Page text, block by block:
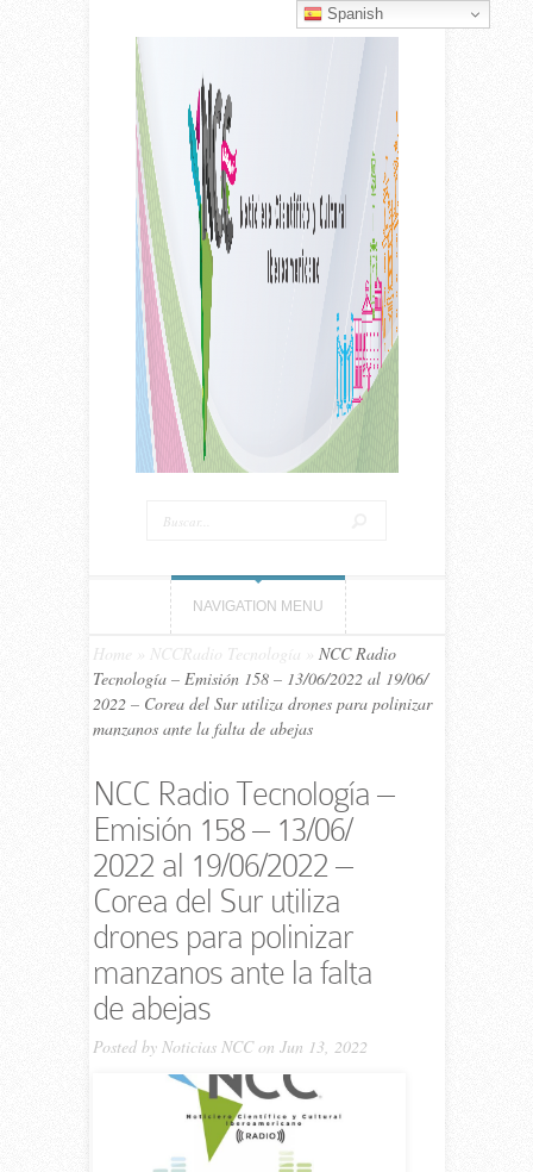
NAVIGATION MENU
Home NCCRadio Tecnología
NCC Ra­dio
Tecnología – Emi­sión 158 – 13/06/​2022 al 19/06/​
2022 – Corea del Sur utiliza drones para polinizar
manzanos ante la falta de abejas
NCC Ra­dio Tecnología –
Emi­sión 158 – 13/06/​
2022 al 19/06/​2022 –
Corea del Sur utiliza
drones para polinizar
manzanos ante la falta
de abejas
Posted by Noticias NCCon Jun 13, 2022
Spanish